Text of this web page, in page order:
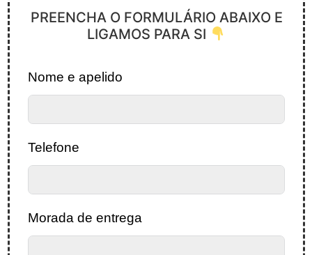
PREENCHA O FORMULÁRIO ABAIXO E
LIGAMOS PARA SI
Nome e apelido
Telefone
Morada de entrega